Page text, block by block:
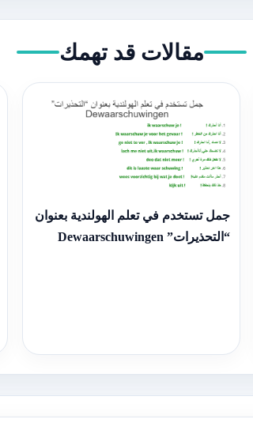
مقالات قد تهمك
جمل تستخدم في تعلم الهولندية بعنوان
“التحذيرات” Dewaarschuwingen